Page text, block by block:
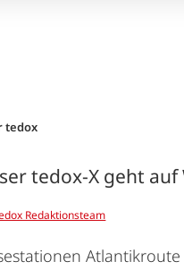
tedox
tedox-X geht auf
Redaktionsteam